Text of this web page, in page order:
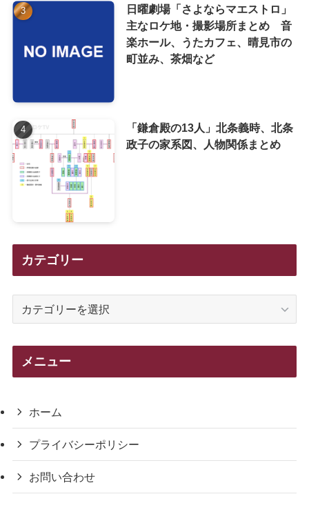
日曜劇場「さよならマエストロ」
主なロケ地・撮影場所まとめ 音
楽ホール、うたカフェ、晴見市の
町並み、茶畑など
「鎌倉殿の13人」北条義時、北条
政子の家系図、人物関係まとめ
カテゴリー
メニュー
ホーム
プライバシーポリシー
お問い合わせ